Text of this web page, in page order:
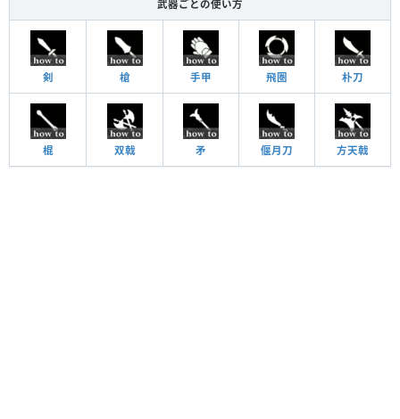
武器ごとの使い方
剣 槍 手甲 飛圏 朴刀
棍 双戟 矛 偃月刀 方天戟